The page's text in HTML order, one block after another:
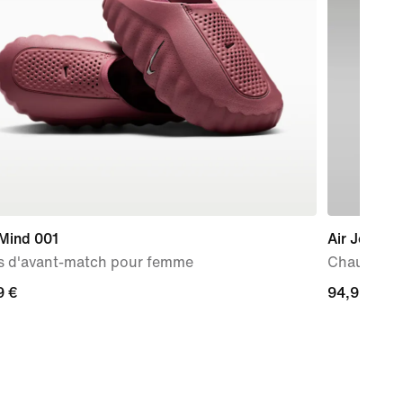
001
d'avant-match pour femme
€
€
Air Jordan
94,99 €
94,99 €